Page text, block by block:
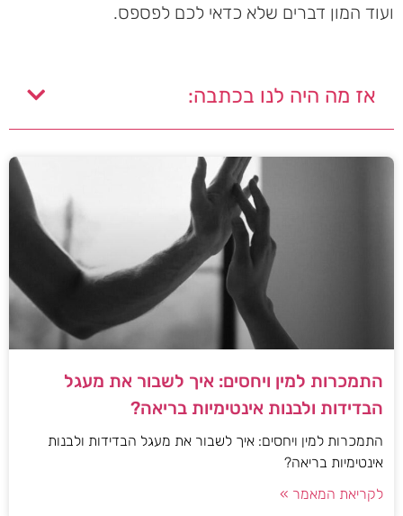
ועוד המון דברים שלא כדאי לכם לפספס.
אז מה היה לנו בכתבה:
התמכרות למין ויחסים: איך לשבור את מעגל
הבדידות ולבנות אינטימיות בריאה?
התמכרות למין ויחסים: איך לשבור את מעגל הבדידות ולבנות
אינטימיות בריאה?
לקריאת המאמר »